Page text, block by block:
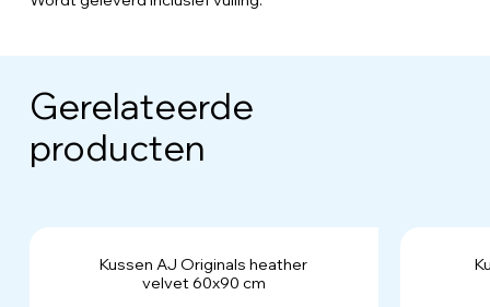
Gerelateerde
producten
Kussen AJ Originals heather
velvet 60x90 cm